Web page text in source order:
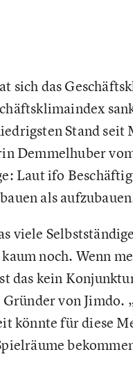
sich das
Stand
Demmelhuber
Laut ifo
als
viele
noch. Wenn
das kein
von
könnte für diese